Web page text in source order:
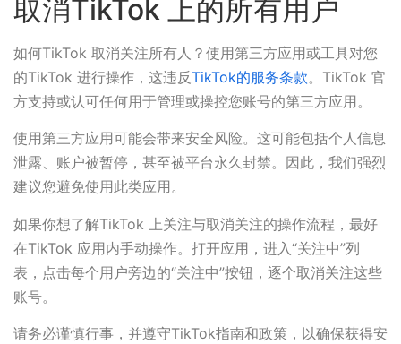
取消TikTok 上的所有用户
如何TikTok 取消关注所有人？使用第三方应用或工具对您
的TikTok 进行操作，这违反TikTok的服务条款。TikTok 官
方支持或认可任何用于管理或操控您账号的第三方应用。
使用第三方应用可能会带来安全风险。这可能包括个人信息
泄露、账户被暂停，甚至被平台永久封禁。因此，我们强烈
建议您避免使用此类应用。
如果你想了解TikTok 上关注与取消关注的操作流程，最好
在TikTok 应用内手动操作。打开应用，进入“关注中”列
表，点击每个用户旁边的“关注中”按钮，逐个取消关注这些
账号。
请务必谨慎行事，并遵守TikTok指南和政策，以确保获得安